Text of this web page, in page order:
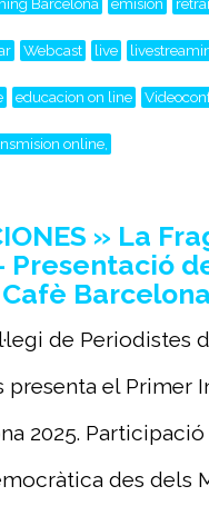
Webcast live
educacion on line
online,
» La
Presentació
de Periodistes
presenta el Primer
2025. Participació
des dels